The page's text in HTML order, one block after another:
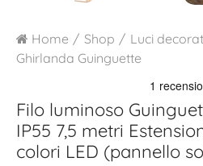
Home Shop
Luci
Ghirlanda Guinguette
Filo luminoso
IP55 7,5 metri
colori LED (pannello